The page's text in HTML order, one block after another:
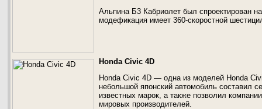
Альпина Б3 Кабриолет был спроектирован
модефикация имеет 360-скоростной
Honda Civic 4D
Honda Civic 4D — одна из моделей Honda
небольшой японский автомобиль составил
известных марок, а также позволил
мировых производителей.